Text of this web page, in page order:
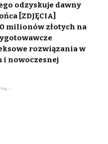
odzyskuje dawny
[ZDJĘCIA]
milionów złotych na
rozwiązania w
i nowoczesnej
-